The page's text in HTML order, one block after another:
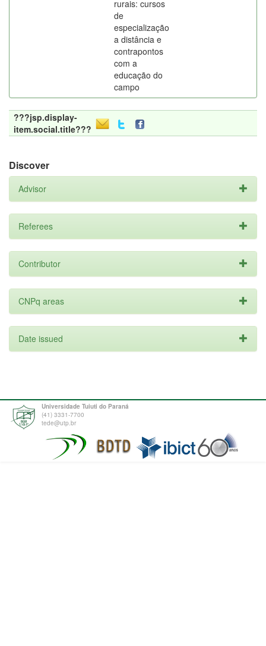
rurais: cursos
de
especialização
a distância e
contrapontos
com a
educação do
campo
???jsp.display-
item.social.title???
Discover
Advisor
Referees
Contributor
CNPq areas
Date issued
Universidade Tuiuti do Paraná
(41) 3331-7700
tede@utp.br